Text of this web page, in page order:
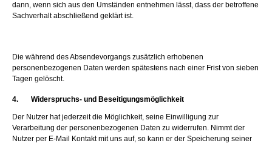
dann, wenn sich aus den Umständen entnehmen lässt, dass der betroffene
Sachverhalt abschließend geklärt ist.
Die während des Absendevorgangs zusätzlich erhobenen
personenbezogenen Daten werden spätestens nach einer Frist von sieben
Tagen gelöscht.
4. Widerspruchs- und Beseitigungsmöglichkeit
Der Nutzer hat jederzeit die Möglichkeit, seine Einwilligung zur
Verarbeitung der personenbezogenen Daten zu widerrufen. Nimmt der
Nutzer per E-Mail Kontakt mit uns auf, so kann er der Speicherung seiner